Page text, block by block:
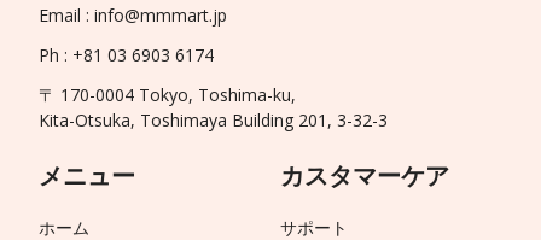
Email : info@mmmart.jp
Ph : +81 03 6903 6174
〒 170-0004 Tokyo, Toshima-ku,
Kita-Otsuka, Toshimaya Building 201, 3-32-3
メニュー
ホーム
カスタマーケア
サポート